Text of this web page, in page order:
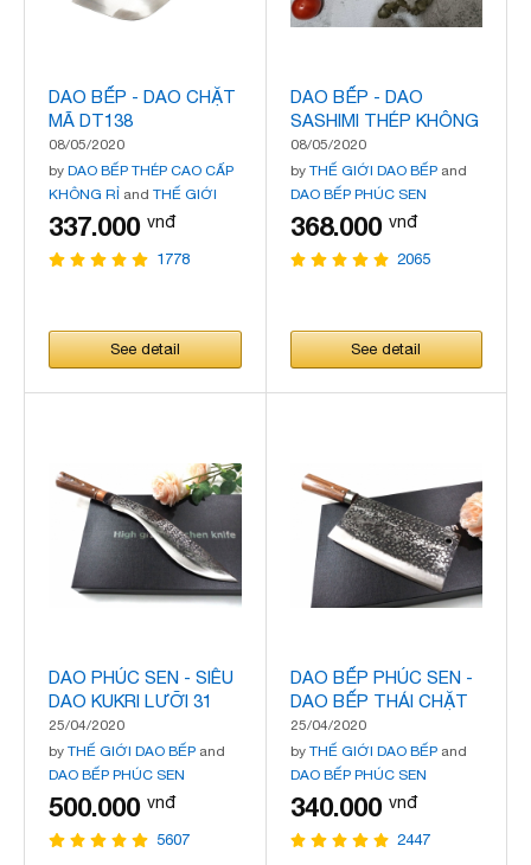
DAO BẾP - DAO CHẶT
MÃ DT138
08/05/2020
by DAO BẾP THÉP CAO CẤP
KHÔNG RỈ and THẾ GIỚI
DAO BẾP
337.000 vnđ
1778
See detail
DAO BẾP - DAO
SASHIMI THÉP KHÔNG
RỈ MÃ N37
08/05/2020
by THẾ GIỚI DAO BẾPand
DAO BẾP PHÚC SEN
368.000 vnđ
2065
See detail
DAO PHÚC SEN - SIÊU
DAO KUKRI LƯỠI 31
CHẶT ĐI RỪNG MÃ
N28
25/04/2020
by THẾ GIỚI DAO BẾP and
DAO BẾP PHÚC SEN
500.000 vnđ
5607
DAO BẾP PHÚC SEN -
DAO BẾP THÁI CHẶT
BẢN TO MÃ N15
25/04/2020
by THẾ GIỚI DAO BẾPand
DAO BẾP PHÚC SEN
340.000 vnđ
2447